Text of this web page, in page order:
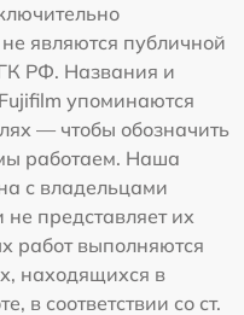
являются публичной
РФ. Названия и
упоминаются
— чтобы обозначить
работаем. Наша
с владельцами
представляет их
работ выполняются
находящихся в
в соответствии со ст.